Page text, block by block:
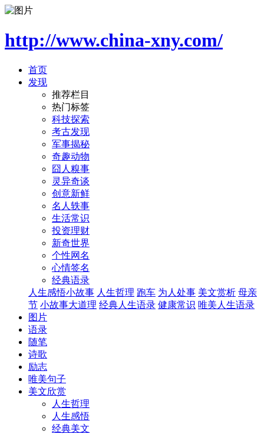
http://www.china-xny.com/
首页
发现
推荐栏目
热门标签
科技探索
考古发现
军事揭秘
奇趣动物
囧人糗事
灵异奇谈
创意新鲜
名人轶事
生活常识
投资理财
新奇世界
个性网名
心情签名
经典语录
人生感悟小故事 人生哲理 跑车 为人处事 美文赏析 母亲
节 小故事大道理 经典人生语录 健康常识 唯美人生语录
图片
语录
随笔
诗歌
励志
唯美句子
美文欣赏
人生哲理
人生感悟
经典美文